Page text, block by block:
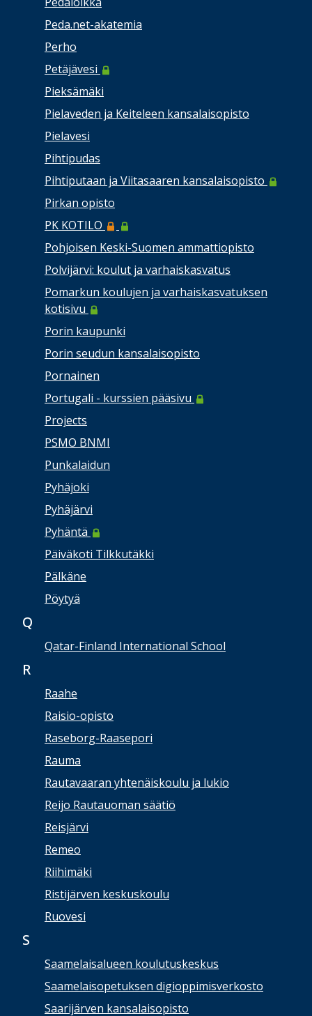
Peda.net-akatemia
Perho
Petäjävesi
Pieksämäki
Pielaveden ja Keiteleen kansalaisopisto
Pielavesi
Pihtipudas
Pihtiputaan ja Viitasaaren kansalaisopisto
Pirkan opisto
PK KOTILO
Pohjoisen Keski-Suomen ammattiopisto
Polvijärvi: koulut ja varhaiskasvatus
Pomarkun koulujen ja varhaiskasvatuksen
kotisivu
Porin kaupunki
Porin seudun kansalaisopisto
Pornainen
Portugali - kurssien pääsivu
Projects
PSMO BNMI
Punkalaidun
Pyhäjoki
Pyhäjärvi
Pyhäntä
Päiväkoti Tilkkutäkki
Pälkäne
Pöytyä
Q
Qatar-Finland International School
R
Raahe
Raisio-opisto
Raseborg-Raasepori
Rauma
Rautavaaran yhtenäiskoulu ja lukio
Reijo Rautauoman säätiö
Reisjärvi
Remeo
Riihimäki
Ristijärven keskuskoulu
Ruovesi
S
Saamelaisalueen koulutuskeskus
Saamelaisopetuksen digioppimisverkosto
Saarijärven kansalaisopisto